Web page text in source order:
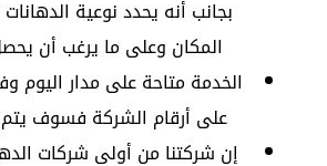
بجانب أنه يحدد نوعية
المكان وعلى ما يرغب أن
الخدمة متاحة على مدار
على أرقام الشركة فسوف يتم
إن شركتنا من أولى شركات